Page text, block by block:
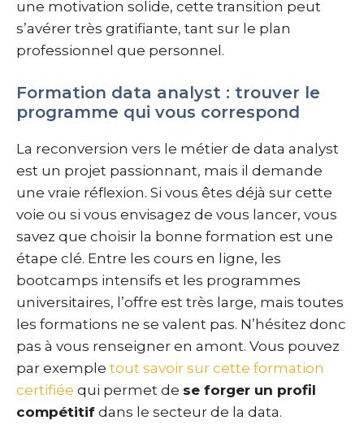
une motivation solide, cette transition peut
s’avérer très gratifiante, tant sur le plan
professionnel que personnel.
Formation data analyst : trouver le
programme qui vous correspond
La reconversion vers le métier de data analyst
est un projet passionnant, mais il demande
une vraie réflexion. Si vous êtes déjà sur cette
voie ou si vous envisagez de vous lancer, vous
savez que choisir la bonne formation est une
étape clé. Entre les cours en ligne, les
bootcamps intensifs et les programmes
universitaires, l’offre est très large, mais toutes
les formations ne se valent pas. N’hésitez donc
pas à vous renseigner en amont. Vous pouvez
par exemple tout savoir sur cette formation
certifiée qui permet de se forger un profil
compétitif dans le secteur de la data.